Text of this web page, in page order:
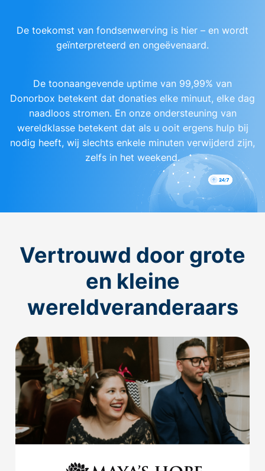
De toekomst van fondsenwerving is hier – en wordt
geïnterpreteerd en ongeëvenaard.
De toonaangevende uptime van 99,99% van
Donorbox betekent dat donaties elke minuut, elke dag
naadloos stromen. En onze ondersteuning van
wereldklasse betekent dat als u ooit ergens hulp bij
nodig heeft, wij slechts enkele minuten verwijderd zijn,
zelfs in het weekend.
Vertrouwd door grote
en kleine
wereldveranderaars